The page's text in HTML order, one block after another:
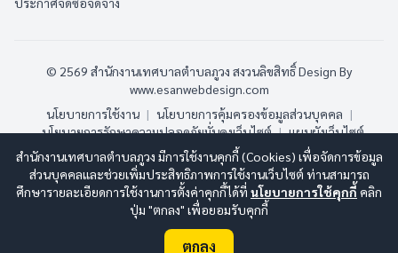
© 2569 สำนักงานเทศบาลตำบลภูวง สงวนลิขสิทธิ์Design By
www.esanwebdesign.com
นโยบายการใช้งาน | นโยบายการคุ้มครองข้อมูลส่วนบุคคล |
นโยบายการรักษาความปลอดภัยมั่นคงเว็บไซต์ | แผนผังเว็บไซต์
ออนไลน์:8 ทั้งหมด:187 (ดูสถิติทั้งหมด)
สำนักงานเทศบาลตำบลภูวง มีการใช้งานคุกกี้ (Cookies) เพื่อจัดการข้อมูล
ส่วนบุคคลและช่วยเพิ่มประสิทธิภาพการใช้งานเว็บไซต์ ท่านสามารถ
ศึกษารายละเอียดการใช้งานการตั้งค่าคุกกี้ได้ที่ นโยบายการใช้คุกกี้ คลิก
ปุ่ม "ตกลง" เพื่อยอมรับคุกกี้
ตกลง